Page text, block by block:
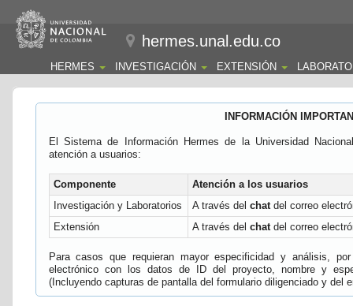
hermes.unal.edu.co
HERMES INVESTIGACIÓN EXTENSIÓN
INFORMACIÓN
El Sistema de Información Hermes de la Universidad
atención a usuarios:
Componente
Atención a los usuarios
Investigación y Laboratorios
A través del chatdel correo
Extensión
A través del chatdel correo
Para casos que requieran mayor especificidad y análisis,
electrónico con los datos de ID del proyecto, nombre y
(Incluyendo capturas de pantalla del formulario diligenciado y del